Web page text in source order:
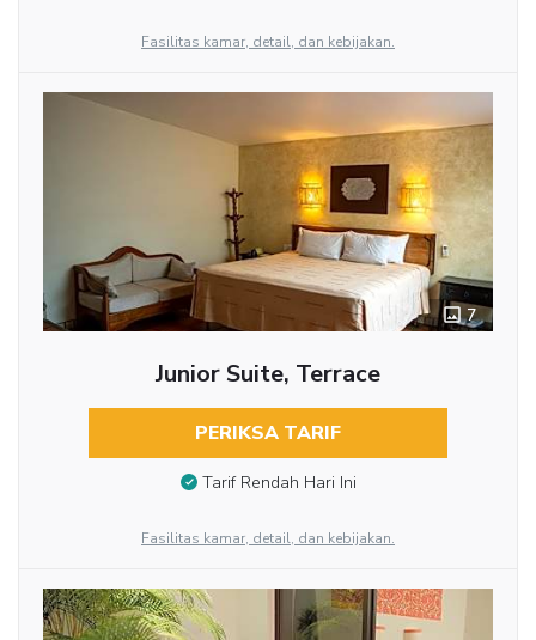
Fasilitas kamar, detail, dan kebijakan.
7
Junior Suite, Terrace
PERIKSA TARIF
Tarif Rendah Hari Ini
Fasilitas kamar, detail, dan kebijakan.